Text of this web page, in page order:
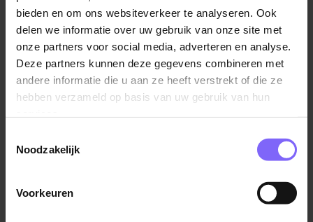
bieden en om ons websiteverkeer te analyseren. Ook
delen we informatie over uw gebruik van onze site met
onze partners voor social media, adverteren en analyse.
Deze partners kunnen deze gegevens combineren met
andere informatie die u aan ze heeft verstrekt of die ze
hebben verzameld op basis van uw gebruik van hun
Noodzakelijk
Voorkeuren
tijdelijk recht. Na die studie werk je weer het volle
aantal uren, zoals de situatie was voordat je deze
studie begon.
Doe als werknemer beroep op je verworven recht,
wanneer je werkgever ineens eenzijdig de situatie
een vaste dag vrij had en dat dat recht ineens wordt
teruggedraaid.
Zoals vaak gaat het om goed overleg om